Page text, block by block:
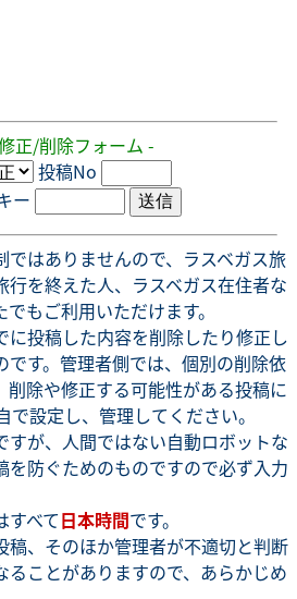
正/削除フォーム -
投稿No
ー
ではありませんので、ラスベガス旅
行を終えた人、ラスベガス在住者な
もご利用いただけます。
に投稿した内容を削除したり修正し
です。管理者側では、個別の削除依
削除や修正する可能性がある投稿に
設定し、管理してください。
すが、人間ではない自動ロボットな
を防ぐためのものですので必ず入力
すべて日本時間です。
稿、そのほか管理者が不適切と判断
ることがありますので、あらかじめ